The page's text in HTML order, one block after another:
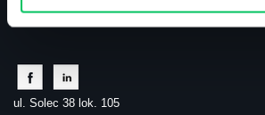
tel.: 505 273 550
ul. Solec 38 lok. 105